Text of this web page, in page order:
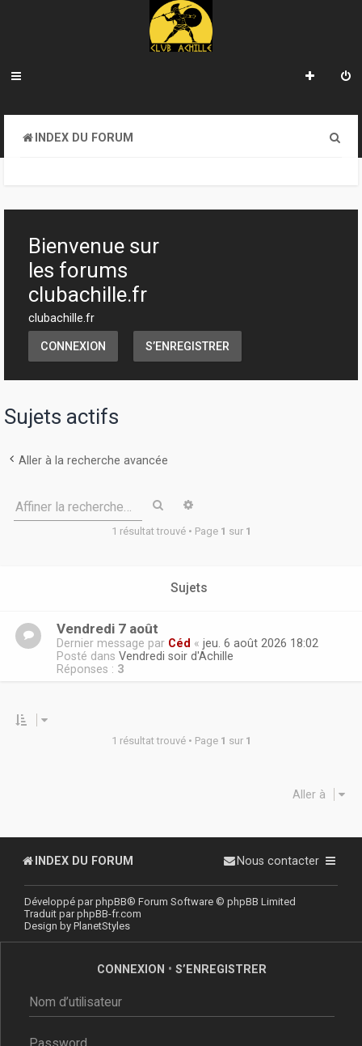
INDEX DU FORUM
h
Bienvenue sur
les forums
clubachille.fr
clubachille.fr
CONNEXION S’ENREGISTRER
Sujets actifs
Aller à la recherche avancée
Affiner la recherche… Rechercher
1 résultat trouvé • Page 1 sur 1
Sujets
Vendredi 7 août
Dernier message par Céd « jeu. 6 août 2026 18:02
Posté dans Vendredi soir d'Achille
Réponses : 3
1 résultat trouvé • Page 1 sur 1
Aller à
INDEX DU FORUM Nous contacter
Développé parphpBB® Forum Software © phpBB Limited
Traduit parphpBB-fr.com
Design by PlanetStyles
CONNEXION • S’ENREGISTRER